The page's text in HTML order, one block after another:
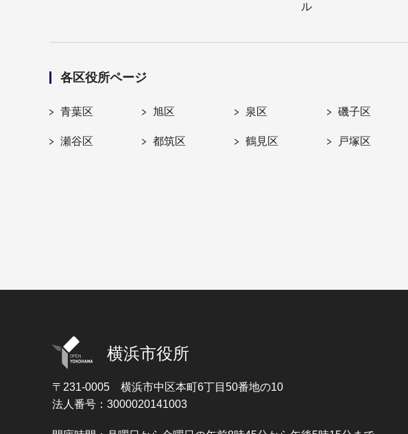
ル
各区役所ページ
青葉区 旭区 泉区 磯子区
瀬谷区 都筑区 鶴見区 戸塚区
横浜市役所
〒231-0005 横浜市中区本町6丁目50番地の10
法人番号：3000020141003